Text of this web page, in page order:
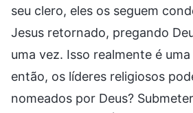
seu clero, eles os seguem
Jesus retornado, pregando
uma vez. Isso realmente é
então, os líderes religiosos
nomeados por Deus?